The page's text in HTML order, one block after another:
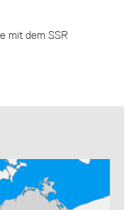
mit dem SSR